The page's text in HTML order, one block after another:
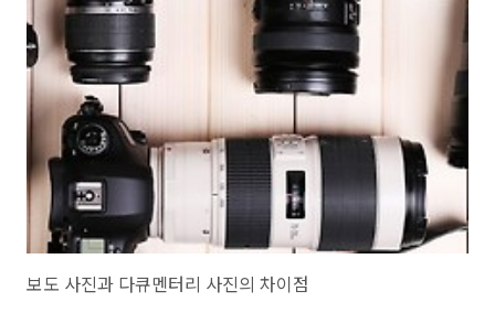
DR이 너무 좁다. 오래된 미러리스로 촬영한 사진입니다. DR이 너무 좁
습니다. 밝은 곳은 하얗게 날아가고 어두운 곳은 껌껌해서 보이지도 않습
니다. 이 사진 그대로 사용하는 분들도 많지만 이런 사진은 별 재미가 없
습니다. 원본 사진을 라이트룸에서 단 30초 만에 후보정한 사진입니다.
일주문도 잘 보입니다. ..
보도 사진과 다큐멘터리 사진의 차이점